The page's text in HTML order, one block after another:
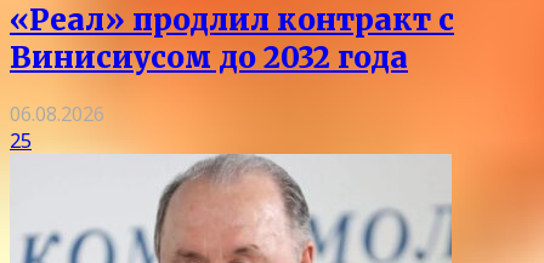
«Реал» продлил контракт с
Винисиусом до 2032 года
06.08.2026
25